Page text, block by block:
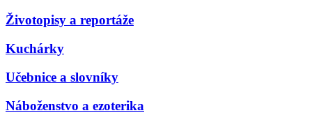
Životopisy a reportáže
Kuchárky
Učebnice a slovníky
Náboženstvo a ezoterika